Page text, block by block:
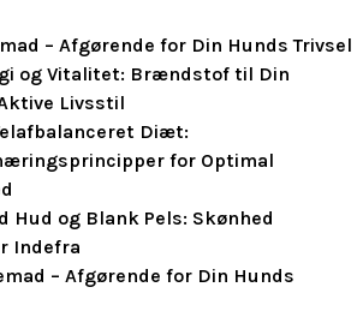
– Afgørende for Din Hunds Trivsel
og Vitalitet: Brændstof til Din
Livsstil
Diæt:
for Optimal
Hud og Blank Pels: Skønhed
Indefra
– Afgørende for Din Hunds